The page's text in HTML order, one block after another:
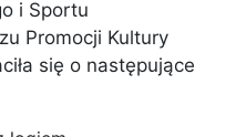
i Sportu
Promocji Kultury
się o następujące